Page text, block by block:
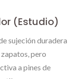
(Estudio)
sujeción duradera
pero
a pines de